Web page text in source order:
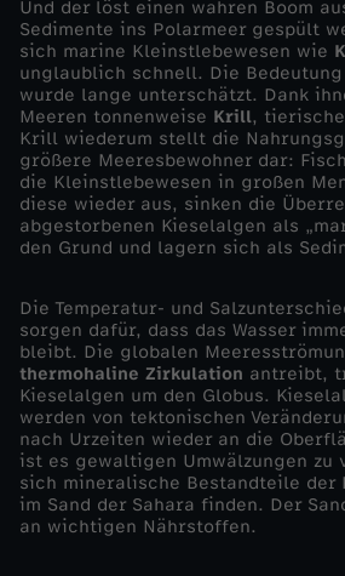
r
e
m
e
W
e
l
t
e
Und der löst einen wahren Boom
Sedimente ins Polarmeer gespült
sich marine Kleinstlebewesen wie
unglaublich schnell. Die
wurde lange unterschätzt. Dank
Meeren tonnenweise Krill,
Krill wiederum stellt die
größere Meeresbewohner dar:
die Kleinstlebewesen in großen
diese wieder aus, sinken die
abgestorbenen Kieselalgen als
den Grund und lagern sich als
Die Temperatur- und
sorgen dafür, dass das Wasser
bleibt. Die globalen
thermohaline Zirkulation antreibt,
Kieselalgen um den Globus.
werden von tektonischen
nach Urzeiten wieder an die
ist es gewaltigen Umwälzungen zu
sich mineralische Bestandteile der
im Sand der Sahara finden. Der
an wichtigen Nährstoffen.